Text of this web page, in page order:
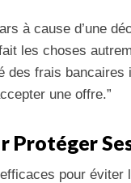
à cause d’une
les choses
des frais
une offre.”
pour éviter